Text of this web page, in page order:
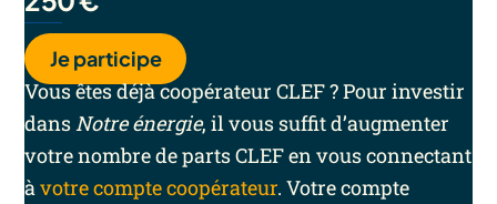
Je participe
Vous êtes déjà coopérateur CLEF ? Pour investir
dans Notre énergie, il vous suffit d’augmenter
votre nombre de parts CLEF en vous connectant
àvotre compte coopérateur. Votre compte